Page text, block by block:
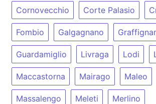
Cornovecchio Corte Palasio
Fombio Galgagnano
Guardamiglio Livraga Lodi
Maccastorna Mairago Maleo
Massalengo Meleti Merlino